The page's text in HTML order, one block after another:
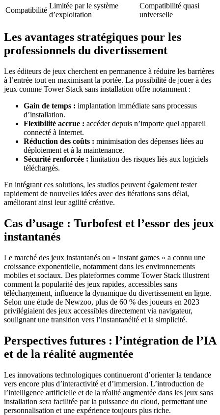
Compatibilité
Limitée par le système
d’exploitation
Compatibilité quasi
universelle
Les avantages stratégiques pour les
professionnels du divertissement
Les éditeurs de jeux cherchent en permanence à réduire les barrières
à l’entrée tout en maximisant la portée. La possibilité de jouer à des
jeux comme Tower Stack sans installation offre notamment :
Gain de temps : implantation immédiate sans processus
d’installation.
Flexibilité accrue : accéder depuis n’importe quel appareil
connecté à Internet.
Réduction des coûts : minimisation des dépenses liées au
déploiement et à la maintenance.
Sécurité renforcée : limitation des risques liés aux logiciels
téléchargés.
En intégrant ces solutions, les studios peuvent également tester
rapidement de nouvelles idées avec des itérations sans délai,
améliorant ainsi leur agilité créative.
Cas d’usage : Turbofest et l’essor des jeux
instantanés
Le marché des jeux instantanés ou « instant games » a connu une
croissance exponentielle, notamment dans les environnements
mobiles et sociaux. Des plateformes comme Tower Stack illustrent
comment la popularité des jeux rapides, accessibles sans
téléchargement, influence la dynamique du divertissement en ligne.
Selon une étude de Newzoo, plus de 60 % des joueurs en 2023
privilégiaient des jeux accessibles directement via navigateur,
soulignant une transition vers l’instantanéité et la simplicité.
Perspectives futures : l’intégration de l’IA
et de la réalité augmentée
Les innovations technologiques continueront d’orienter la tendance
vers encore plus d’interactivité et d’immersion. L’introduction de
l’intelligence artificielle et de la réalité augmentée dans les jeux sans
installation sera facilitée par la puissance du cloud, permettant une
personnalisation et une expérience toujours plus riche.